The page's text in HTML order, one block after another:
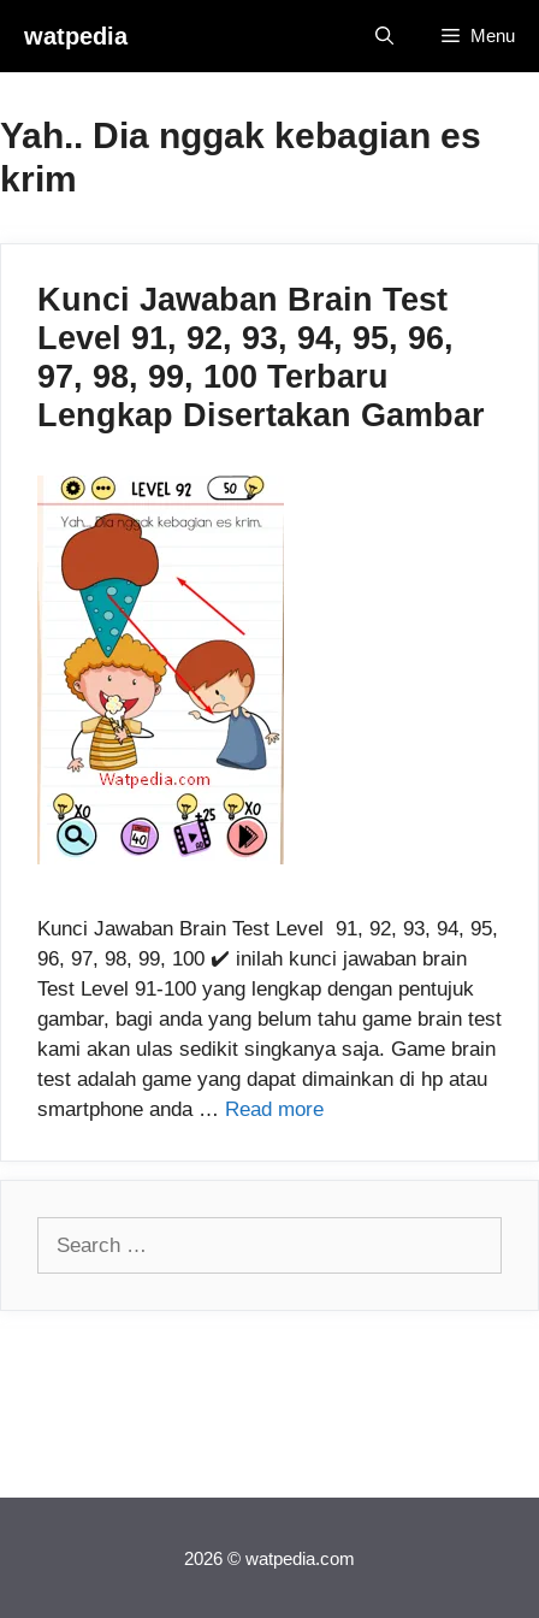
content
watpedia Menu
Yah.. Dia nggak kebagian es
krim
Kunci Jawaban Brain Test
Level 91, 92, 93, 94, 95, 96,
97, 98, 99, 100 Terbaru
Lengkap Disertakan Gambar
Kunci Jawaban Brain Test Level 91, 92, 93, 94, 95,
96, 97, 98, 99, 100 ✔️ inilah kunci jawaban brain
Test Level 91-100 yang lengkap dengan pentujuk
gambar, bagi anda yang belum tahu game brain test
kami akan ulas sedikit singkanya saja. Game brain
test adalah game yang dapat dimainkan di hp atau
smartphone anda … Read more
2026 © watpedia.com